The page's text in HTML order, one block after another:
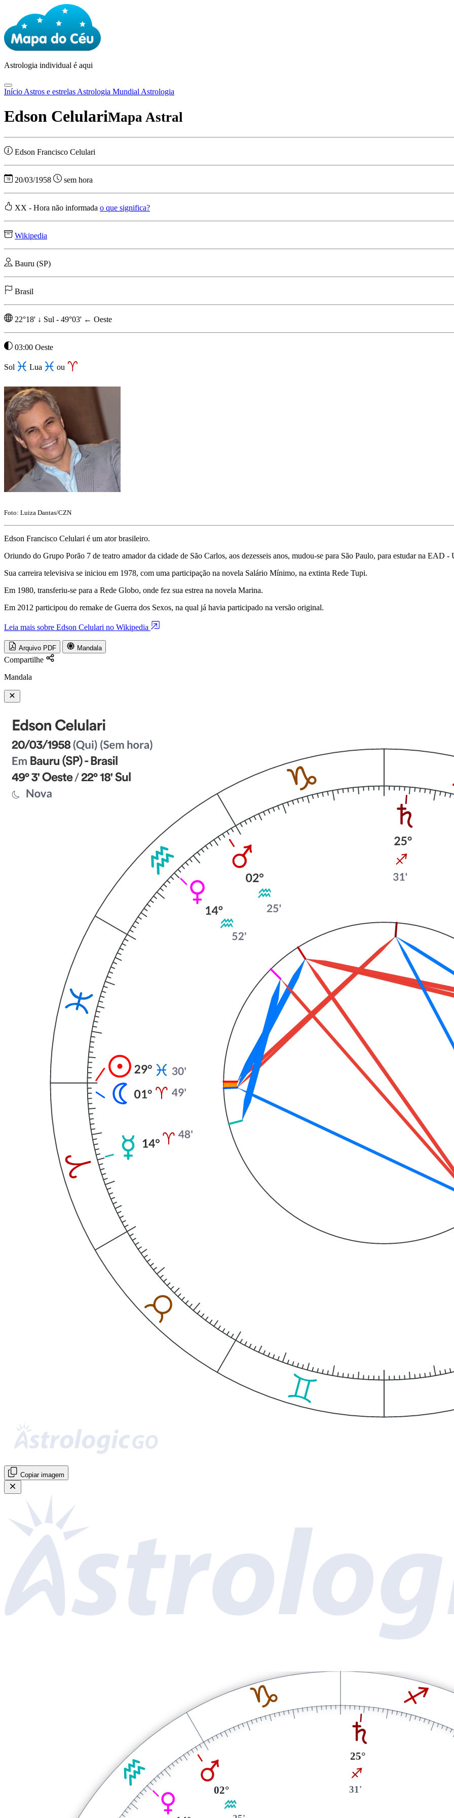
Astrologia individual é aqui
Início Astros e estrelas Astrologia Mundial Astrologia
Edson CelulariMapa Astral
Edson Francisco Celulari
20/03/1958 sem hora
XX - Hora não informada o que significa?
Wikipedia
Bauru (SP)
Brasil
22°18' ↓ Sul - 49°03' ← Oeste
03:00 Oeste
Sol Lua ou
Foto: Luiza Dantas/CZN
Edson Francisco Celulari é um ator brasileiro.
Oriundo do Grupo Porão 7 de teatro amador da cidade de São Carlos, aos dezesseis anos, mudou-se para São Paulo, para estudar na EAD -
Sua carreira televisiva se iniciou em 1978, com uma participação na novela Salário Mínimo, na extinta Rede Tupi.
Em 1980, transferiu-se para a Rede Globo, onde fez sua estrea na novela Marina.
Em 2012 participou do remake de Guerra dos Sexos, na qual já havia participado na versão original.
Leia mais sobre Edson Celulari no Wikipedia
Arquivo PDF Mandala
Compartilhe
Mandala
Copiar imagem
I
J
K
S
25°
I
31'
Q
02°
K
P